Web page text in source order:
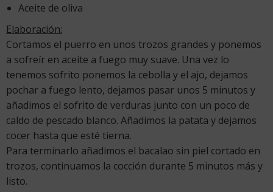
Aceite de oliva
Elaboración:
Cortamos el puerro en unos trozos grandes y ponemos
a sofreír en aceite a fuego muy suave. Una vez lo
tenemos sofrito ponemos la cebolla y el ajo, dejamos
pochar a fuego lento, dejamos pasar unos 5 minutos y
añadimos el sofrito de verduras junto con un poco de
caldo de pescado blanco. Añadimos la patata y dejamos
cocer hasta que esté tierna.
Para terminarlo añadimos el bacalao sin piel cortado en
trozos, continuamos la cocción durante 5 minutos más y
listo.